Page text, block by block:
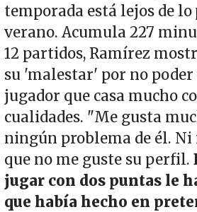
temporada está lejos de
verano. Acumula 227
12 partidos, Ramírez
su 'malestar' por no
jugador que casa mucho
cualidades. "Me gusta
ningún problema de él. Ni
que no me guste su perfil.
jugar con dos puntas le
que había hecho en